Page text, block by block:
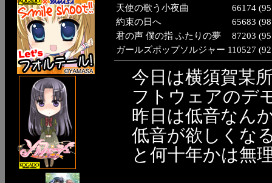
天使の歌う小夜曲
66174 (
約束の日へ
65683 (
君の声 僕の指 ふたりの夢
87203 (
ガールズポップソルジャー 110527 (
今日は横須賀某
フトウェアのデ
昨日は低音なん
低音が欲しくな
と何十年かは無